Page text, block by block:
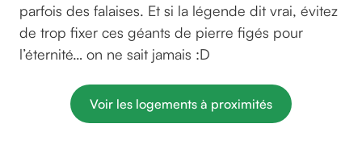
parfois des falaises. Et si la légende dit vrai, évitez
de trop fixer ces géants de pierre figés pour
l’éternité… on ne sait jamais :D
Voir les logements à proximités